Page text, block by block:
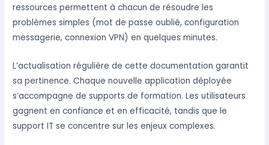
ressources permettent à chacun de résoudre les
problèmes simples (mot de passe oublié, configuration
messagerie, connexion VPN) en quelques minutes.
L’actualisation régulière de cette documentation garantit
sa pertinence. Chaque nouvelle application déployée
s’accompagne de supports de formation. Les utilisateurs
gagnent en confiance et en efficacité, tandis que le
support IT se concentre sur les enjeux complexes.